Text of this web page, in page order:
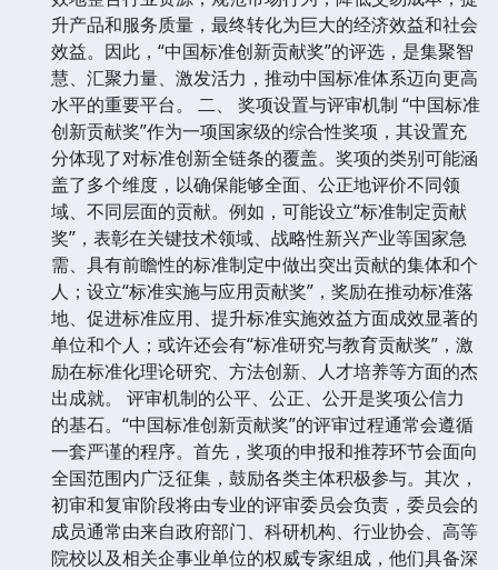
升产品和服务质量，最终转化为巨大的经济效益和社会
效益。因此，“中国标准创新贡献奖”的评选，是集聚智
慧、汇聚力量、激发活力，推动中国标准体系迈向更高
水平的重要平台。 二、 奖项设置与评审机制 “中国标准
创新贡献奖”作为一项国家级的综合性奖项，其设置充
分体现了对标准创新全链条的覆盖。奖项的类别可能涵
盖了多个维度，以确保能够全面、公正地评价不同领
域、不同层面的贡献。例如，可能设立“标准制定贡献
奖”，表彰在关键技术领域、战略性新兴产业等国家急
需、具有前瞻性的标准制定中做出突出贡献的集体和个
人；设立“标准实施与应用贡献奖”，奖励在推动标准落
地、促进标准应用、提升标准实施效益方面成效显著的
单位和个人；或许还会有“标准研究与教育贡献奖”，激
励在标准化理论研究、方法创新、人才培养等方面的杰
出成就。 评审机制的公平、公正、公开是奖项公信力
的基石。“中国标准创新贡献奖”的评审过程通常会遵循
一套严谨的程序。首先，奖项的申报和推荐环节会面向
全国范围内广泛征集，鼓励各类主体积极参与。其次，
初审和复审阶段将由专业的评审委员会负责，委员会的
成员通常由来自政府部门、科研机构、行业协会、高等
院校以及相关企事业单位的权威专家组成，他们具备深